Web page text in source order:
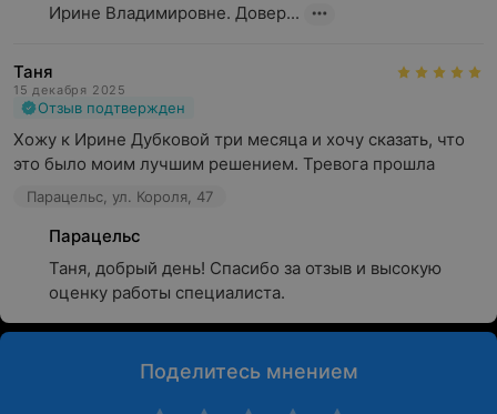
Ирине Владимировне. Довер...
Таня
15 декабря 2025
Отзыв подтвержден
Хожу к Ирине Дубковой три месяца и хочу сказать, что
это было моим лучшим решением. Тревога прошла
Парацельс, ул. Короля, 47
Парацельс
Таня, добрый день! Спасибо за отзыв и высокую
оценку работы специалиста.
Поделитесь мнением